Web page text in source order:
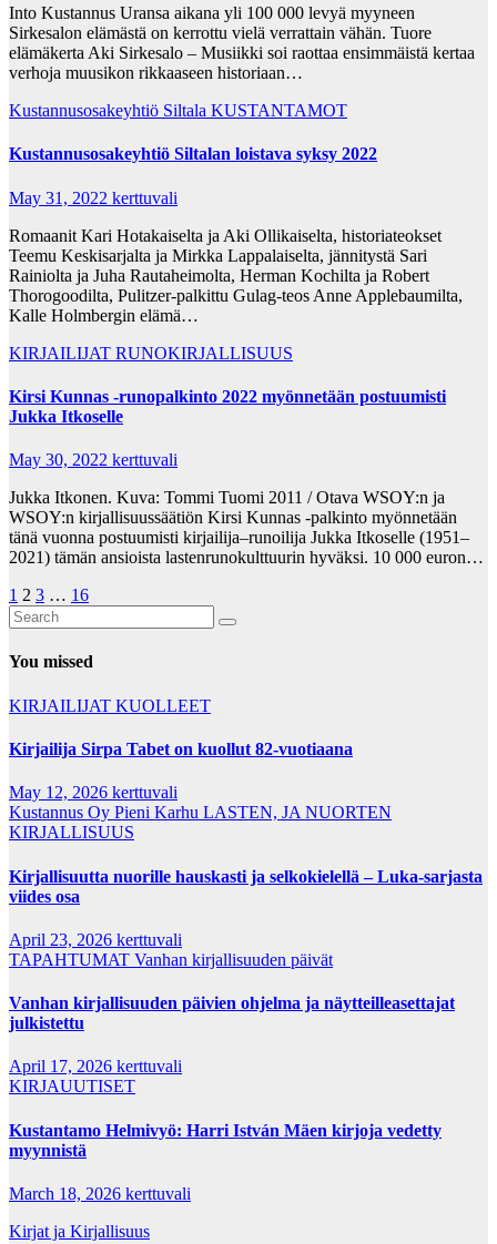
Into Kustannus Uransa aikana yli 100 000 levyä myyneen
Sirkesalon elämästä on kerrottu vielä verrattain vähän. Tuore
elämäkerta Aki Sirkesalo – Musiikki soi raottaa ensimmäistä kertaa
verhoja muusikon rikkaaseen historiaan…
Kustannusosakeyhtiö Siltala KUSTANTAMOT
Kustannusosakeyhtiö Siltalan loistava syksy 2022
May 31, 2022 kerttuvali
Romaanit Kari Hotakaiselta ja Aki Ollikaiselta, historiateokset
Teemu Keskisarjalta ja Mirkka Lappalaiselta, jännitystä Sari
Rainiolta ja Juha Rautaheimolta, Herman Kochilta ja Robert
Thorogoodilta, Pulitzer-palkittu Gulag-teos Anne Applebaumilta,
Kalle Holmbergin elämä…
KIRJAILIJAT RUNOKIRJALLISUUS
Kirsi Kunnas -runopalkinto 2022 myönnetään postuumisti
Jukka Itkoselle
May 30, 2022 kerttuvali
Jukka Itkonen. Kuva: Tommi Tuomi 2011 / Otava WSOY:n ja
WSOY:n kirjallisuussäätiön Kirsi Kunnas -palkinto myönnetään
tänä vuonna postuumisti kirjailija–runoilija Jukka Itkoselle (1951–
2021) tämän ansioista lastenrunokulttuurin hyväksi. 10 000 euron…
Posts
pagination
1 2 3 … 16
You missed
KIRJAILIJAT KUOLLEET
Kirjailija Sirpa Tabet on kuollut 82-vuotiaana
May 12, 2026 kerttuvali
Kustannus Oy Pieni Karhu LASTEN, JA NUORTEN
KIRJALLISUUS
Kirjallisuutta nuorille hauskasti ja selkokielellä – Luka-sarjasta
viides osa
April 23, 2026 kerttuvali
TAPAHTUMAT Vanhan kirjallisuuden päivät
Vanhan kirjallisuuden päivien ohjelma ja näytteilleasettajat
julkistettu
April 17, 2026 kerttuvali
KIRJAUUTISET
Kustantamo Helmivyö: Harri István Mäen kirjoja vedetty
myynnistä
March 18, 2026 kerttuvali
Kirjat ja Kirjallisuus